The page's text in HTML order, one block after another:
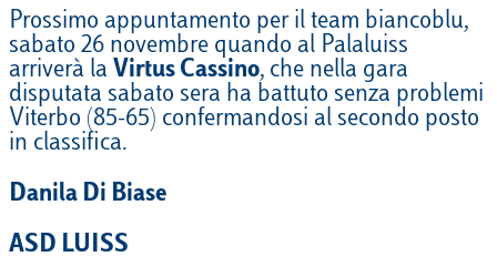
Prossimo appuntamento per il team biancoblu,
sabato 26 novembre quando al Palaluiss
arriverà la Virtus Cassino, che nella gara
disputata sabato sera ha battuto senza problemi
Viterbo (85-65) confermandosi al secondo posto
in classifica.
Danila Di Biase
ASD LUISS